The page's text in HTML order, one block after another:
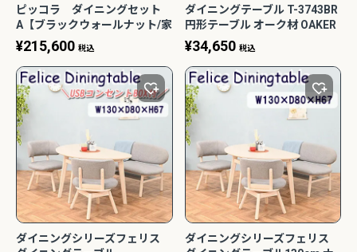
ピッコラ ダイニングセット
A【ブラックウォールナット/家
族団らん/おしゃれ/カフェ
風/WeDoStyle】
¥215,600 税込
ダイニングテーブル T-3743BR
円形テーブル オーク材 OAKER
オーカー 市場株式会社
¥34,650 税込
ダイニングシリーズフェリス
ダイニングシリーズフェリス